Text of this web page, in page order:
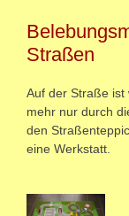
Straßen
Auf der Straße ist
mehr nur durch
den
eine Werkstatt.